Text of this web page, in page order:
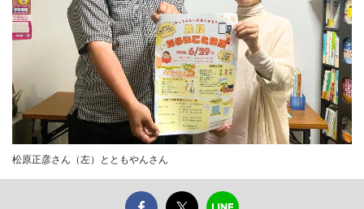
松原正彦さん（左）とともやんさん